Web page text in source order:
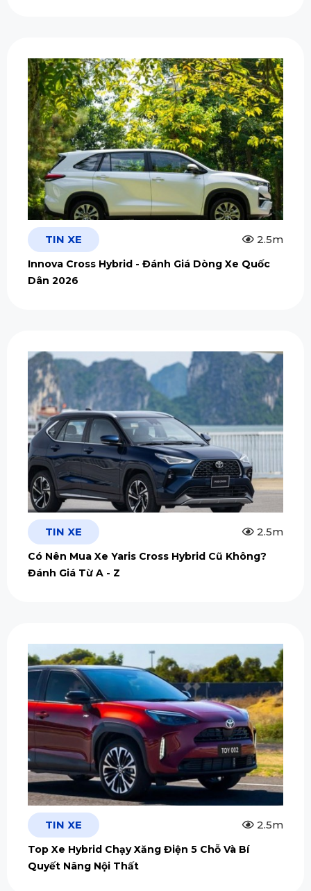
TIN XE 2.5m
Innova Cross Hybrid - Đánh Giá Dòng Xe Quốc
Dân 2026
TIN XE 2.5m
Có Nên Mua Xe Yaris Cross Hybrid Cũ Không?
Đánh Giá Từ A - Z
TIN XE 2.5m
Top Xe Hybrid Chạy Xăng Điện 5 Chỗ Và Bí
Quyết Nâng Nội Thất